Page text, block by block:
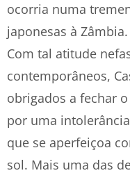
ocorria numa
japonesas à
Com tal atitude
contemporâneos,
obrigados a fechar
por uma
que se aperfeiçoa
sol. Mais uma das